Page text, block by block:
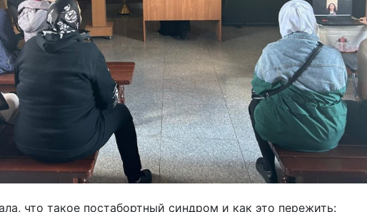
что такое постабортный синдром и как это пережить: